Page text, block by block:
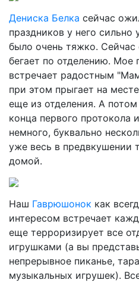
Дениска Белка сейчас
праздников у него
было очень тяжко. Сейчас
бегает по отделению. Мое
встречает радостным
при этом прыгает на
еще из отделения. А
конца первого протокола
немного, буквально
уже весь в предвкушении
домой.
Наш Гаврюшонок как
интересом встречает
еще терроризирует все
игрушками (а вы
непрерывное пиканье,
музыкальных игрушек).